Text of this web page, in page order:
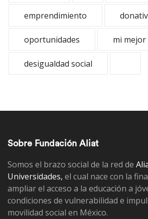
emprendimiento
oportunidades mi mejor
desigualdad social
Sobre Fundación Aliat
Somos el brazo social de la red de
Universidades, el cual nace con la
ampliar el acceso a la educación a
condiciones de vulnerabilidad e
movilidad social en México.